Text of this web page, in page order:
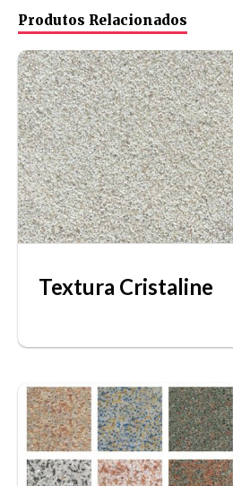
Produtos Relacionados
Textura Cristaline